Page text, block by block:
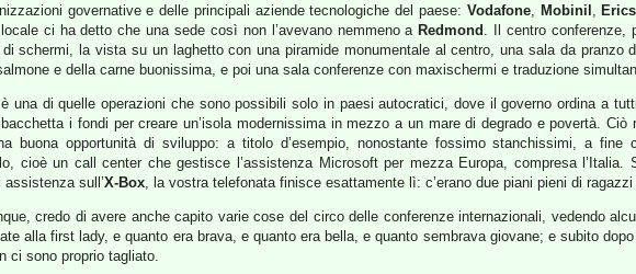
governative e delle principali aziende tecnologiche del paese: Vodafone, Mobinil ,
ci ha detto che una sede così non l’avevano nemmeno a Redmond . Il centro conferenze,
di schermi, la vista su un laghetto con una piramide monumentale al centro, una sala da pranzo
e della carne buonissima, e poi una sala conferenze con maxischermi e traduzione
una di quelle operazioni che sono possibili solo in paesi autocratici, dove il governo ordina a
i fondi per creare un’isola modernissima in mezzo a un mare di degrado e povertà.
buona opportunità di sviluppo: a titolo d’esempio, nonostante fossimo stanchissimi, a
cioè un call center che gestisce l’assistenza Microsoft per mezza Europa, compresa
assistenza sull’X-Box, la vostra telefonata finisce esattamente lì: c’erano due piani pieni di
credo di avere anche capito varie cose del circo delle conferenze internazionali, vedendo
alla first lady, e quanto era brava, e quanto era bella, e quanto sembrava giovane; e subito
ci sono proprio tagliato.